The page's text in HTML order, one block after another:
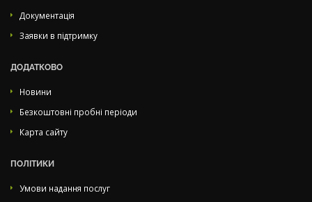
Документація
Заявки в підтримку
ДОДАТКОВО
Новини
Безкоштовні пробні періоди
Карта сайту
ПОЛІТИКИ
Умови надання послуг